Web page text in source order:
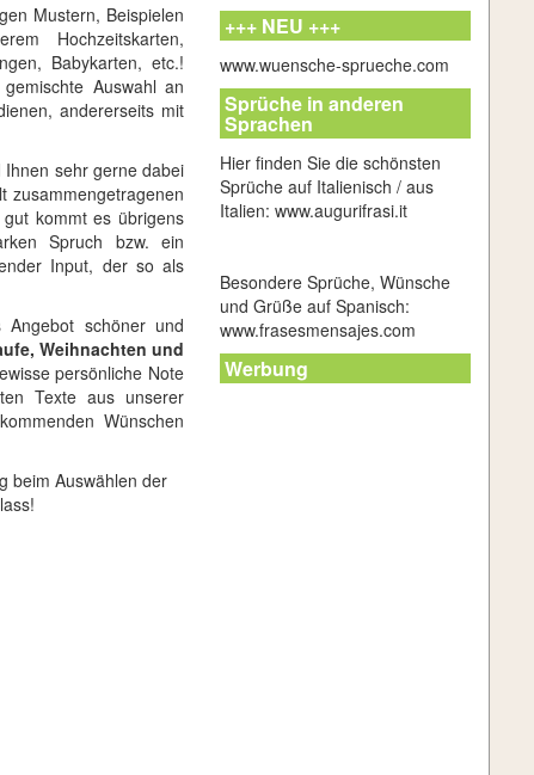
Mustern, Beispielen
Hochzeitskarten,
Babykarten, etc.!
Auswahl an
andererseits mit
Ihnen sehr gerne dabei
zusammengetragenen
kommt es übrigens
Spruch bzw. ein
Input, der so als
schöner und
Weihnachten und
persönliche Note
Texte aus unserer
Wünschen
beim Auswählen der
+++ NEU +++
www.wuensche-sprueche.com
Sprüche in anderen
Sprachen
Hier finden Sie die schönsten
Sprüche auf Italienisch / aus
Italien: www.augurifrasi.it
Besondere Sprüche, Wünsche
und Grüße auf Spanisch:
www.frasesmensajes.com
Werbung